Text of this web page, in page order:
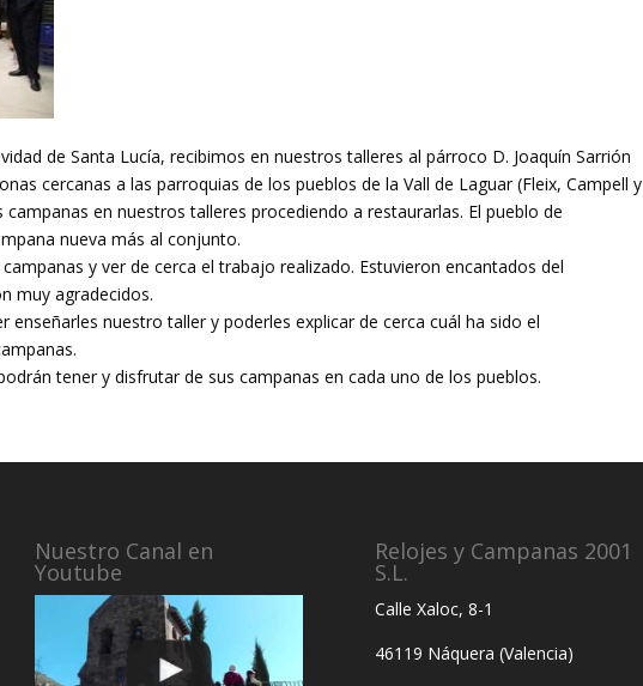
de Santa Lucía, recibimos en nuestros talleres al párroco D. Joaquín Sarrión
cercanas a las parroquias de los pueblos de la Vall de Laguar (Fleix, Campell y
en nuestros talleres procediendo a restaurarlas. El pueblo de
nueva más al conjunto.
y ver de cerca el trabajo realizado. Estuvieron encantados del
muy agradecidos.
enseñarles nuestro taller y poderles explicar de cerca cuál ha sido el
tener y disfrutar de sus campanas en cada uno de los pueblos.
Nuestro Canal en
Youtube
Relojes y Campanas 2001
S.L.
Calle Xaloc, 8-1
46119 Náquera (Valencia)